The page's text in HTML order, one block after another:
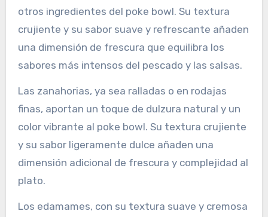
otros ingredientes del poke bowl. Su textura
crujiente y su sabor suave y refrescante añaden
una dimensión de frescura que equilibra los
sabores más intensos del pescado y las salsas.
Las zanahorias, ya sea ralladas o en rodajas
finas, aportan un toque de dulzura natural y un
color vibrante al poke bowl. Su textura crujiente
y su sabor ligeramente dulce añaden una
dimensión adicional de frescura y complejidad al
plato.
Los edamames, con su textura suave y cremosa